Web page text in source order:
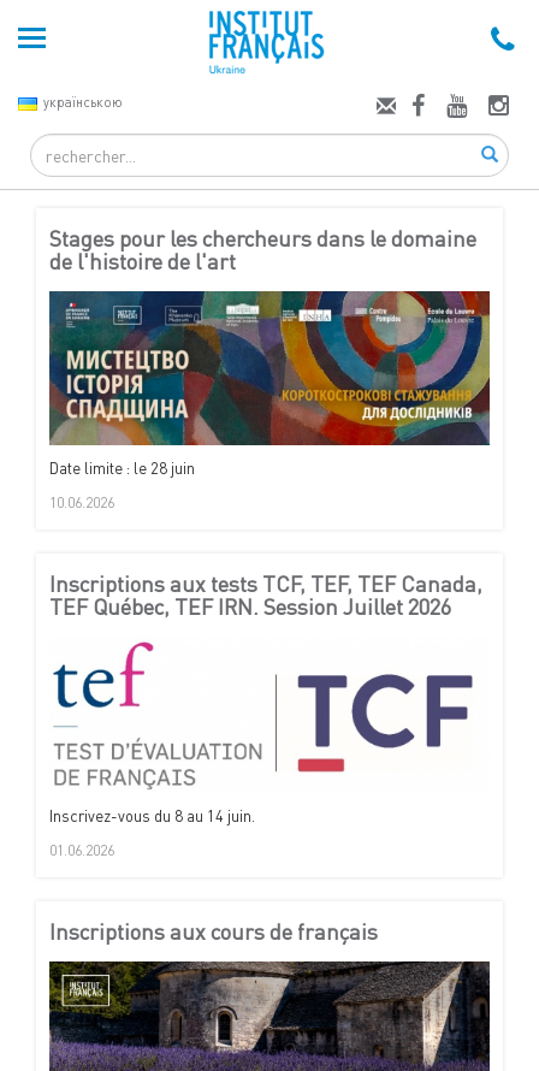
українською
Search
Stages pour les chercheurs dans le domaine
de l'histoire de l'art
Date limite : le 28 juin
10.06.2026
Inscriptions aux tests TCF, TEF, TEF Canada,
TEF Québec, TEF IRN. Session Juillet 2026
Inscrivez-vous du 8 au 14 juin.
01.06.2026
Inscriptions aux cours de français